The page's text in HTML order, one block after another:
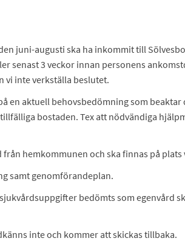
juni-augusti ska ha inkommit till
senast 3 veckor innan personens
vi inte verkställa beslutet.
en aktuell behovsbedömning som
bostaden. Tex att nödvändiga
hemkommunen och ska finnas på plats
samt genomförandeplan.
bedömts som egenvård
inte och kommer att skickas tillbaka.